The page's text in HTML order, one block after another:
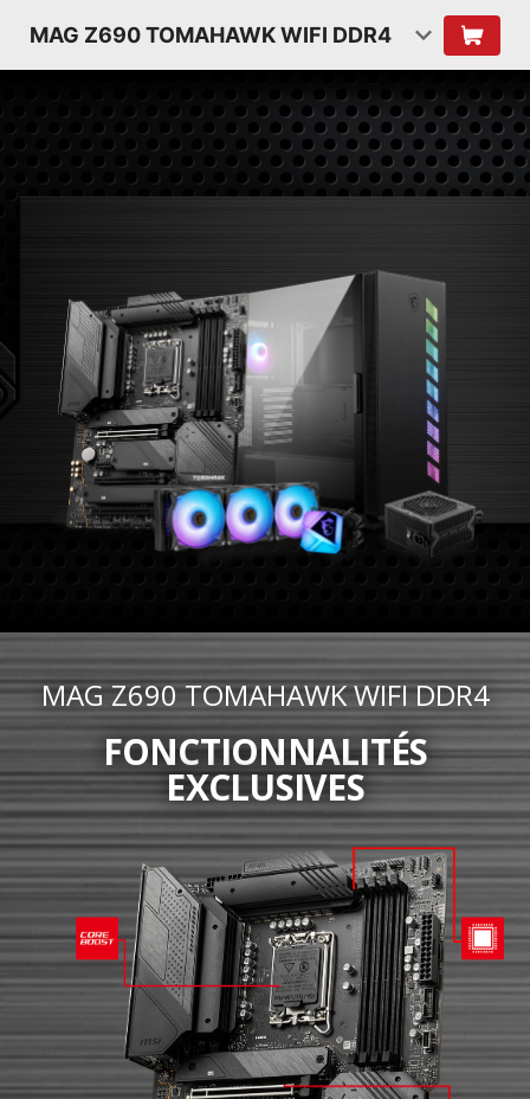
MAG Z690 TOMAHAWK WIFI DDR4
MAG Z690 TOMAHAWK WIFI DDR4
FONCTIONNALITÉS
EXCLUSIVES